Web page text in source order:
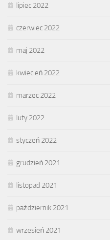
lipiec 2022
czerwiec 2022
maj 2022
kwiecień 2022
marzec 2022
luty 2022
styczeń 2022
grudzień 2021
listopad 2021
październik 2021
wrzesień 2021